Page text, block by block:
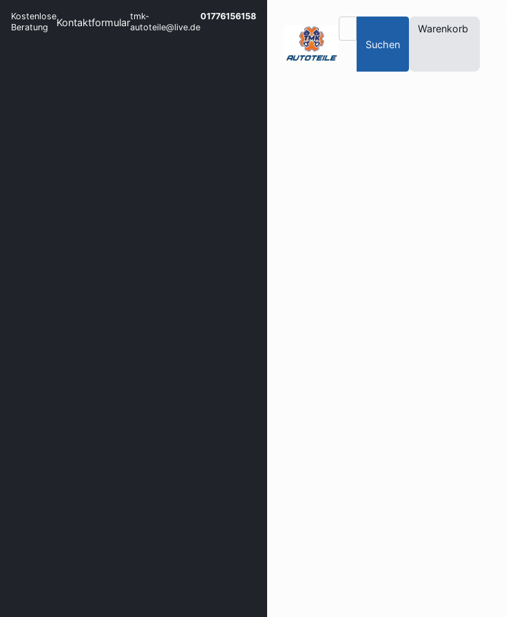
Kostenlose
Beratung
Kontaktformulartmk-
autoteile@live.de
01776156158
Suchen
Warenkorb